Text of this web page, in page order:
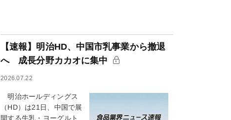
【速報】明治HD、中国市乳事業から撤退
へ 成長分野カカオに集中
2026.07.22
明治ホールディングス
（HD）は21日、中国で展
開する牛乳・ヨーグルト